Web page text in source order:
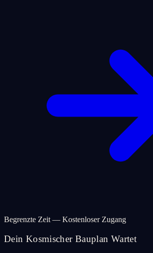
Begrenzte Zeit — Kostenloser Zugang
Dein Kosmischer Bauplan Wartet